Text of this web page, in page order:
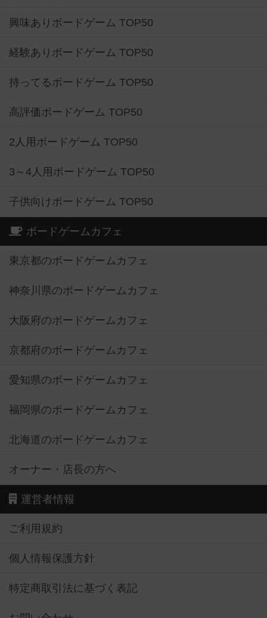
興味ありボードゲーム TOP50
経験ありボードゲーム TOP50
持ってるボードゲーム TOP50
高評価ボードゲーム TOP50
2人用ボードゲーム TOP50
3～4人用ボードゲーム TOP50
子供向けボードゲーム TOP50
ボードゲームカフェ
東京都のボードゲームカフェ
神奈川県のボードゲームカフェ
大阪府のボードゲームカフェ
京都府のボードゲームカフェ
愛知県のボードゲームカフェ
福岡県のボードゲームカフェ
北海道のボードゲームカフェ
オーナー・店長の方へ
運営者情報
ご利用規約
個人情報保護方針
特定商取引法に基づく表記